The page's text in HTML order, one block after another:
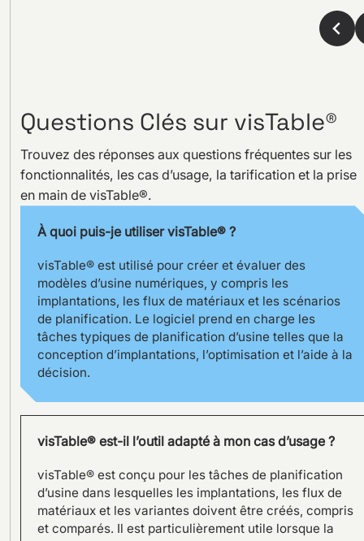
d’un utilisateur du logiciel
visTable®
SILOKING planifie une grande
extension de capacité grâce
à visTable® : la planification
d’usine en 3D au cœur du
projet
Questions Clés sur visTable®
Trouvez des réponses aux questions fréquentes sur les
fonctionnalités, les cas d’usage, la tarification et la prise
en main de visTable®.
À quoi puis-je utiliser visTable® ?
visTable® est utilisé pour créer et évaluer des
modèles d’usine numériques, y compris les
implantations, les flux de matériaux et les scénarios
de planification. Le logiciel prend en charge les
tâches typiques de planification d’usine telles que la
conception d’implantations, l’optimisation et l’aide à la
décision.
visTable® est-il l’outil adapté à mon cas d’usage ?
visTable® est conçu pour les tâches de planification
d’usine dans lesquelles les implantations, les flux de
matériaux et les variantes doivent être créés, compris
et comparés. Il est particulièrement utile lorsque la